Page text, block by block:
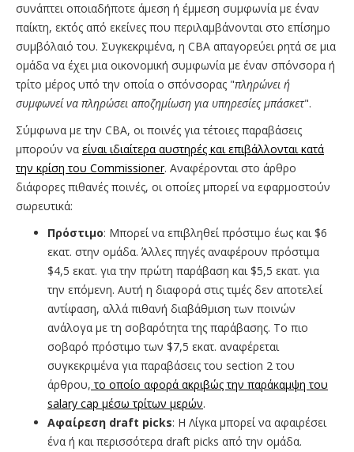
συνάπτει οποιαδήποτε άμεση ή έμμεση συμφωνία με έναν
παίκτη, εκτός από εκείνες που περιλαμβάνονται στο επίσημο
συμβόλαιό του. Συγκεκριμένα, η CBA απαγορεύει ρητά σε μια
ομάδα να έχει μια οικονομική συμφωνία με έναν σπόνσορα ή
τρίτο μέρος υπό την οποία ο σπόνσορας "πληρώνει ή
συμφωνεί να πληρώσει αποζημίωση για υπηρεσίες μπάσκετ".
Σύμφωνα με την CBA, οι ποινές για τέτοιες παραβάσεις
μπορούν να είναι ιδιαίτερα αυστηρές και επιβάλλονται κατά
την κρίση του Commissioner. Αναφέρονται στο άρθρο
διάφορες πιθανές ποινές, οι οποίες μπορεί να εφαρμοστούν
σωρευτικά:
Πρόστιμο: Μπορεί να επιβληθεί πρόστιμο έως και $6
εκατ. στην ομάδα. Άλλες πηγές αναφέρουν πρόστιμα
$4,5 εκατ. για την πρώτη παράβαση και $5,5 εκατ. για
την επόμενη. Αυτή η διαφορά στις τιμές δεν αποτελεί
αντίφαση, αλλά πιθανή διαβάθμιση των ποινών
ανάλογα με τη σοβαρότητα της παράβασης. Το πιο
σοβαρό πρόστιμο των $7,5 εκατ. αναφέρεται
συγκεκριμένα για παραβάσεις του section 2 του
άρθρου, το οποίο αφορά ακριβώς την παράκαμψη του
salary cap μέσω τρίτων μερών.
Αφαίρεση draft picks: Η Λίγκα μπορεί να αφαιρέσει
ένα ή και περισσότερα draft picks από την ομάδα.